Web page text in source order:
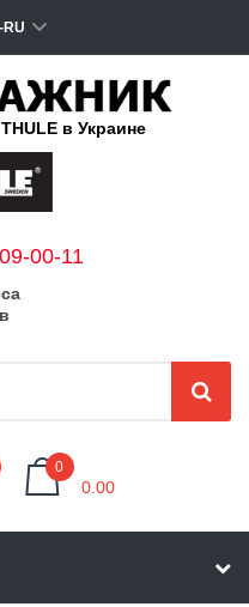
RU
в Украине
00-11
0
0.00